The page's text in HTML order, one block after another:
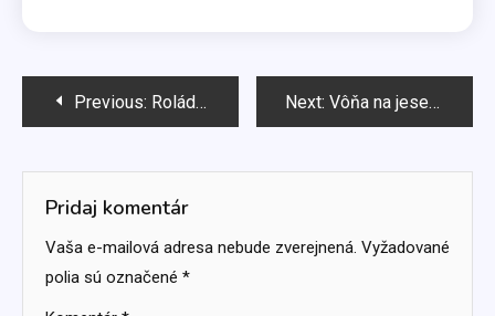
Navigácia
článku
Previous: Roláda snov Next: Vôňa na jeseň v znamení zmyselnosti
Pridaj komentár
Vaša e-mailová adresa nebude zverejnená. Vyžadované
polia sú označené *